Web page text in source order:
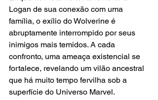
Logan de sua conexão com uma
família, o exílio do Wolverine é
abruptamente interrompido por seus
inimigos mais temidos. A cada
confronto, uma ameaça existencial se
fortalece, revelando um vilão ancestral
que há muito tempo fervilha sob a
superfície do Universo Marvel.